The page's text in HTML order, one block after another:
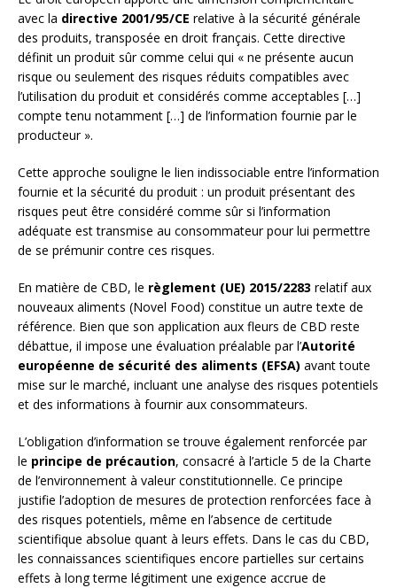
avec la directive 2001/95/CE relative à la sécurité générale
des produits, transposée en droit français. Cette directive
définit un produit sûr comme celui qui « ne présente aucun
risque ou seulement des risques réduits compatibles avec
l’utilisation du produit et considérés comme acceptables […]
compte tenu notamment […] de l’information fournie par le
producteur ».
Cette approche souligne le lien indissociable entre l’information
fournie et la sécurité du produit : un produit présentant des
risques peut être considéré comme sûr si l’information
adéquate est transmise au consommateur pour lui permettre
de se prémunir contre ces risques.
En matière de CBD, le règlement (UE) 2015/2283 relatif aux
nouveaux aliments (Novel Food) constitue un autre texte de
référence. Bien que son application aux fleurs de CBD reste
débattue, il impose une évaluation préalable par l’Autorité
européenne de sécurité des aliments (EFSA) avant toute
mise sur le marché, incluant une analyse des risques potentiels
et des informations à fournir aux consommateurs.
L’obligation d’information se trouve également renforcée par
le principe de précaution, consacré à l’article 5 de la Charte
de l’environnement à valeur constitutionnelle. Ce principe
justifie l’adoption de mesures de protection renforcées face à
des risques potentiels, même en l’absence de certitude
scientifique absolue quant à leurs effets. Dans le cas du CBD,
les connaissances scientifiques encore partielles sur certains
effets à long terme légitiment une exigence accrue de